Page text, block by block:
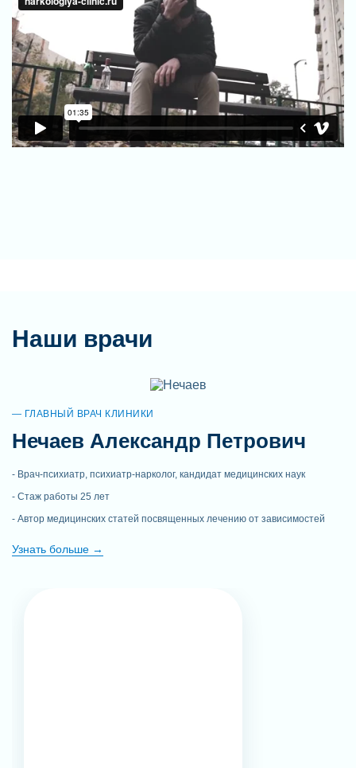
Наши врачи
ГЛАВНЫЙ ВРАЧ КЛИНИКИ
Нечаев Александр Петрович
Врач-психиатр, психиатр-нарколог, кандидат медицинских наук
Стаж работы 25 лет
Автор медицинских статей посвященных лечению от зависимостей
Узнать больше